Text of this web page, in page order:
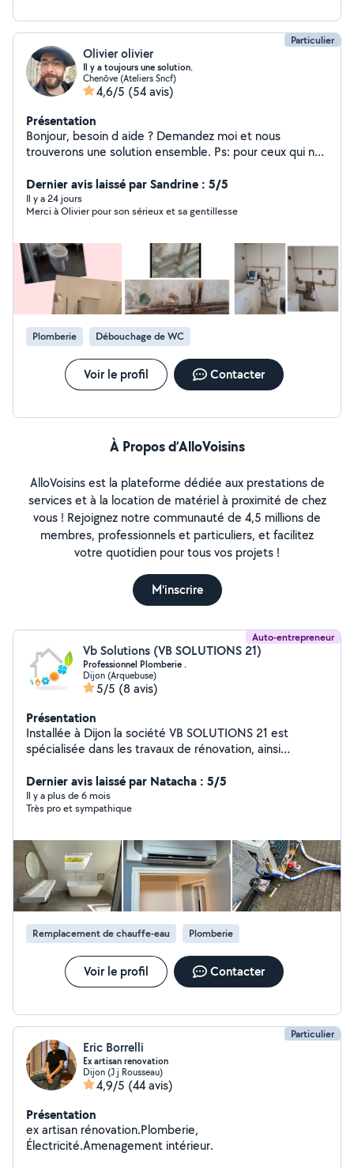
Particulier
Olivier olivier
Il y a toujours une solution.
Chenôve (Ateliers Sncf)
4,6/5 (54 avis)
Présentation
Bonjour, besoin d aide ? Demandez moi et nous
trouverons une solution ensemble. Ps: pour ceux qui ne
sur le site je paye mon matériel et je paye l'essence
donc arrêtez de vouloir vos travaux gratuitement.
Dernier avis laissé par Sandrine : 5/5
Il y a 24 jours
Merci à Olivier pour son sérieux et sa gentillesse
Plomberie Débouchage de WC
Voir le profil Contacter
À Propos d’AlloVoisins
AlloVoisins est la plateforme dédiée aux prestations de
services et à la location de matériel à proximité de chez
vous ! Rejoignez notre communauté de 4,5 millions de
membres, professionnels et particuliers, et facilitez
votre quotidien pour tous vos projets !
M'inscrire
Auto-entrepreneur
Vb Solutions (VB SOLUTIONS 21)
Professionnel Plomberie .
Dijon (Arquebuse)
5/5 (8 avis)
Présentation
Installée à Dijon la société VB SOLUTIONS 21 est
spécialisée dans les travaux de rénovation, ainsi
de l'habitat. Nous intervenons principalement auprès
des particuliers à travers la région Bourgogne Franche-
Comté. Chez VB SOLUTIONS 21 nous proposons des
besoins, vos envies, dans les différentes projets,
accompagner les particuliers à toutes les étapes.
Dernier avis laissé par Natacha : 5/5
Il y a plus de 6 mois
Très pro et sympathique
Remplacement de chauffe-eau Plomberie
Voir le profil Contacter
Particulier
Eric Borrelli
Ex artisan renovation
Dijon (J j Rousseau)
4,9/5 (44 avis)
Présentation
ex artisan rénovation.Plomberie,
Électricité.Amenagement intérieur.